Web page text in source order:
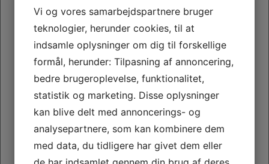
Har du spørgsmål, kan du kontakte formanden -
se kontaktoplysningerher.
Skydning - en målrettet idræt
Vælg en idræt, der gør dig bedre til at fokusere og
koncentrere dig. Gå til riffelskydning eller pistolskydning
Vi og vores samarbejdspartnere bruger
teknologier, herunder cookies, til at
indsamle oplysninger om dig til forskellige
formål, herunder: Tilpasning af annoncering,
bedre brugeroplevelse, funktionalitet,
statistik og marketing. Disse oplysninger
kan blive delt med annoncerings- og
analysepartnere, som kan kombinere dem
med data, du tidligere har givet dem eller